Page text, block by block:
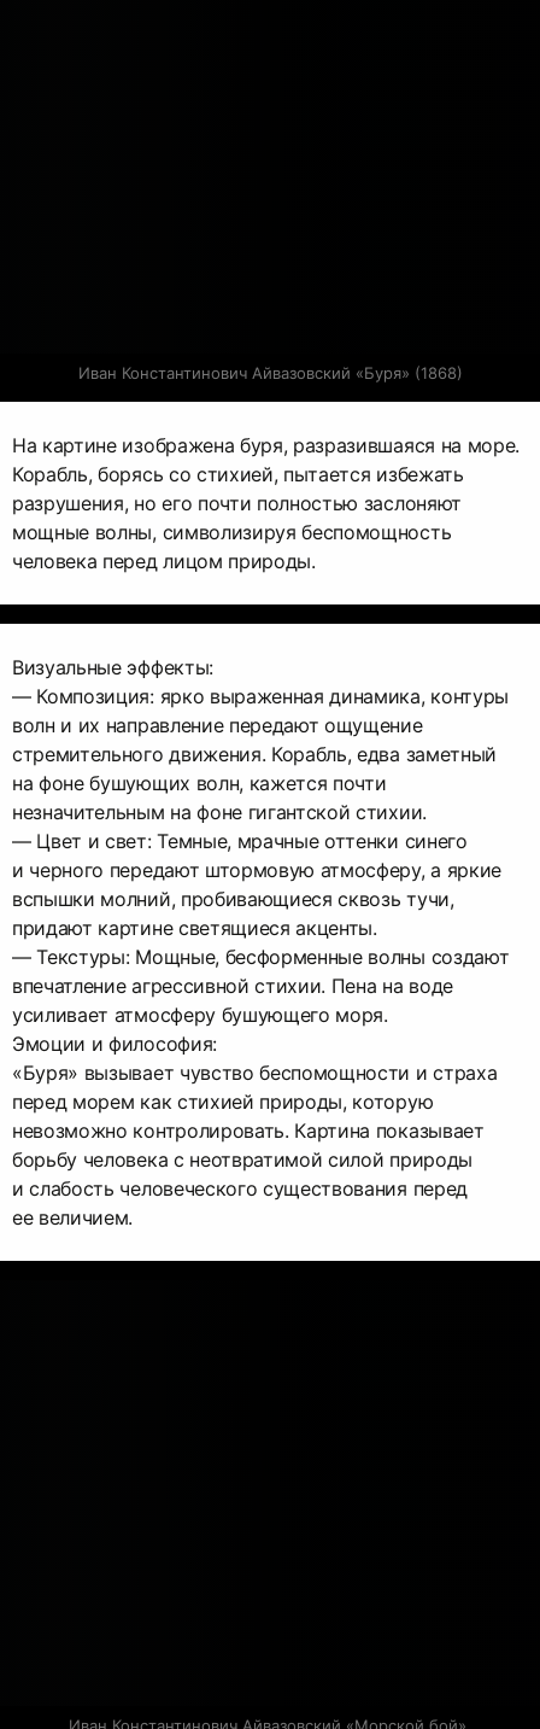
Иван Константинович Айвазовский «Буря» (1868)
На картине изображена буря, разразившаяся на море.
Корабль, борясь со стихией, пытается избежать
разрушения, но его почти полностью заслоняют
мощные волны, символизируя беспомощность
человека перед лицом природы.
Визуальные эффекты:
— Композиция: ярко выраженная динамика, контуры
волн и их направление передают ощущение
стремительного движения. Корабль, едва заметный
на фоне бушующих волн, кажется почти
незначительным на фоне гигантской стихии.
— Цвет и свет: Темные, мрачные оттенки синего
и черного передают штормовую атмосферу, а яркие
вспышки молний, пробивающиеся сквозь тучи,
придают картине светящиеся акценты.
— Текстуры: Мощные, бесформенные волны создают
впечатление агрессивной стихии. Пена на воде
усиливает атмосферу бушующего моря.
Эмоции и философия:
«Буря» вызывает чувство беспомощности и страха
перед морем как стихией природы, которую
невозможно контролировать. Картина показывает
борьбу человека с неотвратимой силой природы
и слабость человеческого существования перед
ее величием.
Иван Константинович Айвазовский «Морской бой»